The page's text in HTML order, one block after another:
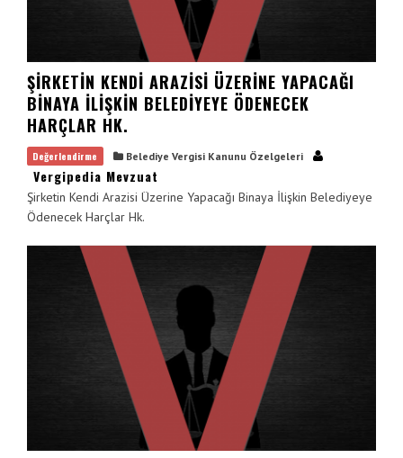
ŞIRKETIN KENDI ARAZISI ÜZERINE YAPACAĞI
BINAYA İLIŞKIN BELEDIYEYE ÖDENECEK
HARÇLAR HK.
Değerlendirme Belediye Vergisi Kanunu Özelgeleri
Vergipedia Mevzuat
Şirketin Kendi Arazisi Üzerine Yapacağı Binaya İlişkin Belediyeye
Ödenecek Harçlar Hk.